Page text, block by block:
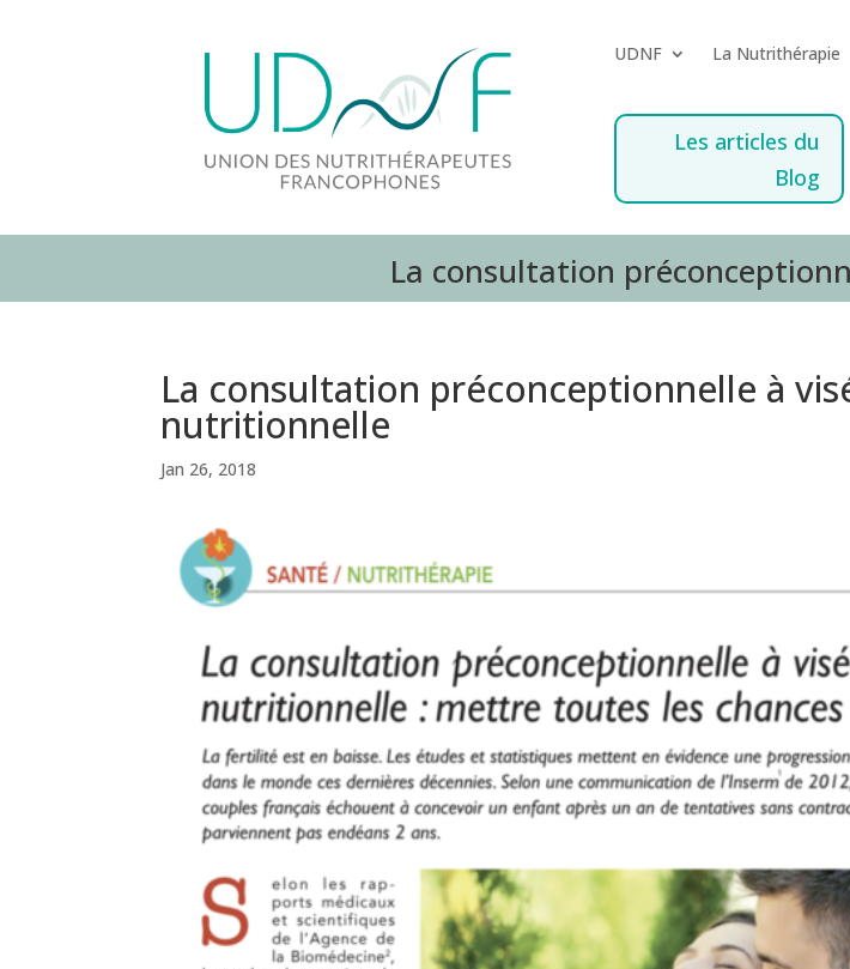
UDNF La Nutrithérapie
Les articles du
Blog
La consultation
La consultation préconceptionnelle à
nutritionnelle
Jan 26, 2018